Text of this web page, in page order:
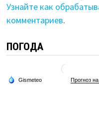
Узнайте как
комментариев.
ПОГОДА